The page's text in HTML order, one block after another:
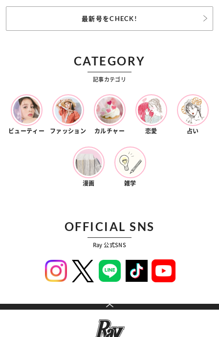
最新号をCHECK!
CATEGORY
記事カテゴリ
ビューティー ファッション カルチャー 恋愛 占い
漫画 雑学
OFFICIAL SNS
Ray 公式SNS